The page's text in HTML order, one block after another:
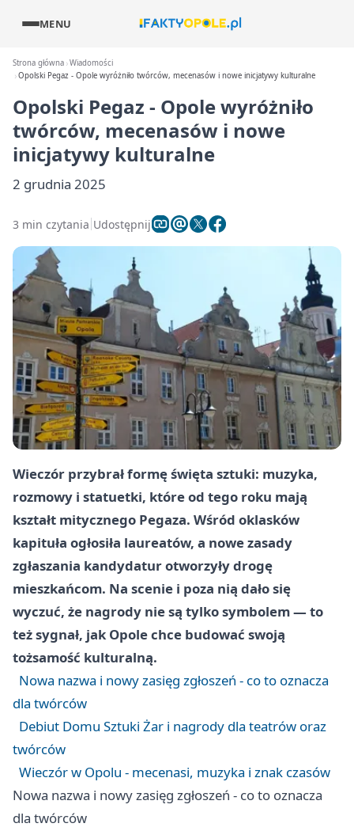
MENU
Strona główna Wiadomości
Opolski Pegaz - Opole wyróżniło twórców, mecenasów i nowe inicjatywy kulturalne
Opolski Pegaz - Opole wyróżniło
twórców, mecenasów i nowe
inicjatywy kulturalne
2 grudnia 2025
3 min czytania Udostępnij
Wieczór przybrał formę święta sztuki: muzyka,
rozmowy i statuetki, które od tego roku mają
kształt mitycznego Pegaza. Wśród oklasków
kapituła ogłosiła laureatów, a nowe zasady
zgłaszania kandydatur otworzyły drogę
mieszkańcom. Na scenie i poza nią dało się
wyczuć, że nagrody nie są tylko symbolem — to
też sygnał, jak Opole chce budować swoją
tożsamość kulturalną.
Nowa nazwa i nowy zasięg zgłoszeń - co to oznacza
dla twórców
Debiut Domu Sztuki Żar i nagrody dla teatrów oraz
twórców
Wieczór w Opolu - mecenasi, muzyka i znak czasów
Nowa nazwa i nowy zasięg zgłoszeń - co to oznacza
dla twórców